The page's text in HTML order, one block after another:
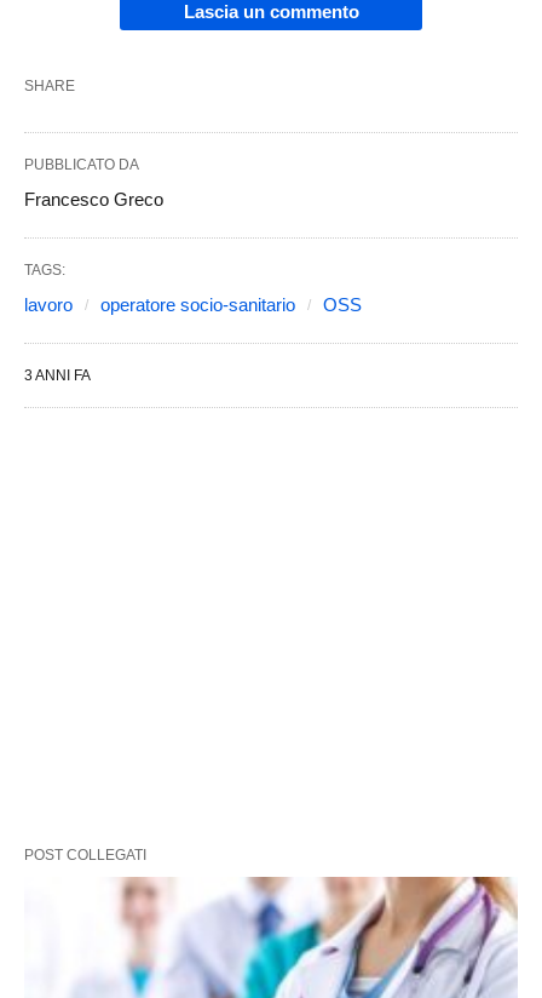
Lascia un commento
SHARE
PUBBLICATO DA
Francesco Greco
TAGS:
lavoro operatore socio-sanitario OSS
3 ANNI FA
POST COLLEGATI